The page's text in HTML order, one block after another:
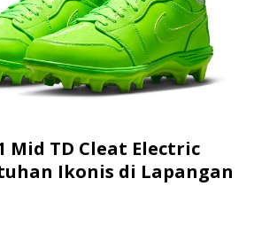
Mid TD Cleat Electric
Ikonis di Lapangan